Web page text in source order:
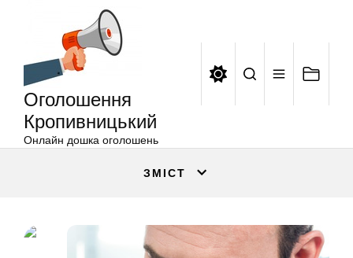
Оголошення
Кропивницький
Онлайн дошка оголошень
ЗМІСТ